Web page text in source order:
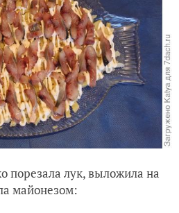
порезала лук, выложила на
майонезом: